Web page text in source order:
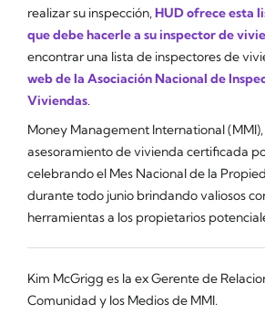
realizar su inspección,HUD ofrece esta
que debe hacerle a su inspector de
encontrar una lista de inspectores de
web de la Asociación Nacional de
Viviendas.
Money Management International
asesoramiento de vivienda certificada
celebrando el Mes Nacional de la
durante todo junio brindando valiosos
herramientas a los propietarios
Kim McGrigg es la ex Gerente de
Comunidad y los Medios de MMI.